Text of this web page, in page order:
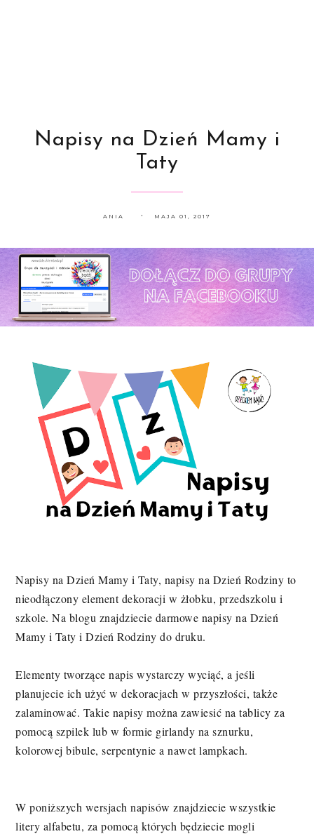
Napisy na Dzień Mamy i
Taty
ANIA MAJA 01, 2017
Napisy na Dzień Mamy i Taty, napisy na Dzień Rodziny to
nieodłączony element dekoracji w żłobku, przedszkolu i
szkole. Na blogu znajdziecie darmowe napisy na Dzień
Mamy i Taty i Dzień Rodziny do druku.
Elementy tworzące napis wystarczy wyciąć, a jeśli
planujecie ich użyć w dekoracjach w przyszłości, także
zalaminować. Takie napisy można zawiesić na tablicy za
pomocą szpilek lub w formie girlandy na sznurku,
kolorowej bibule, serpentynie a nawet lampkach.
W poniższych wersjach napisów znajdziecie wszystkie
litery alfabetu, za pomocą których będziecie mogli